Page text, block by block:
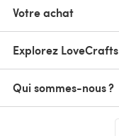
Votre achat
Explorez LoveCrafts
Qui sommes-nous ?